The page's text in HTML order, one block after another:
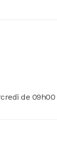
de 09h00